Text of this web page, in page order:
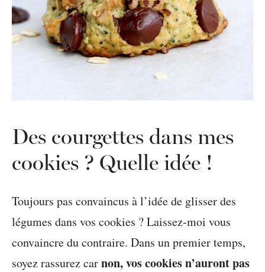
Des courgettes dans mes
cookies ? Quelle idée !
Toujours pas convaincus à l’idée de glisser des
légumes dans vos cookies ? Laissez-moi vous
convaincre du contraire. Dans un premier temps,
soyez rassurez carnon, vos cookies n’auront pas